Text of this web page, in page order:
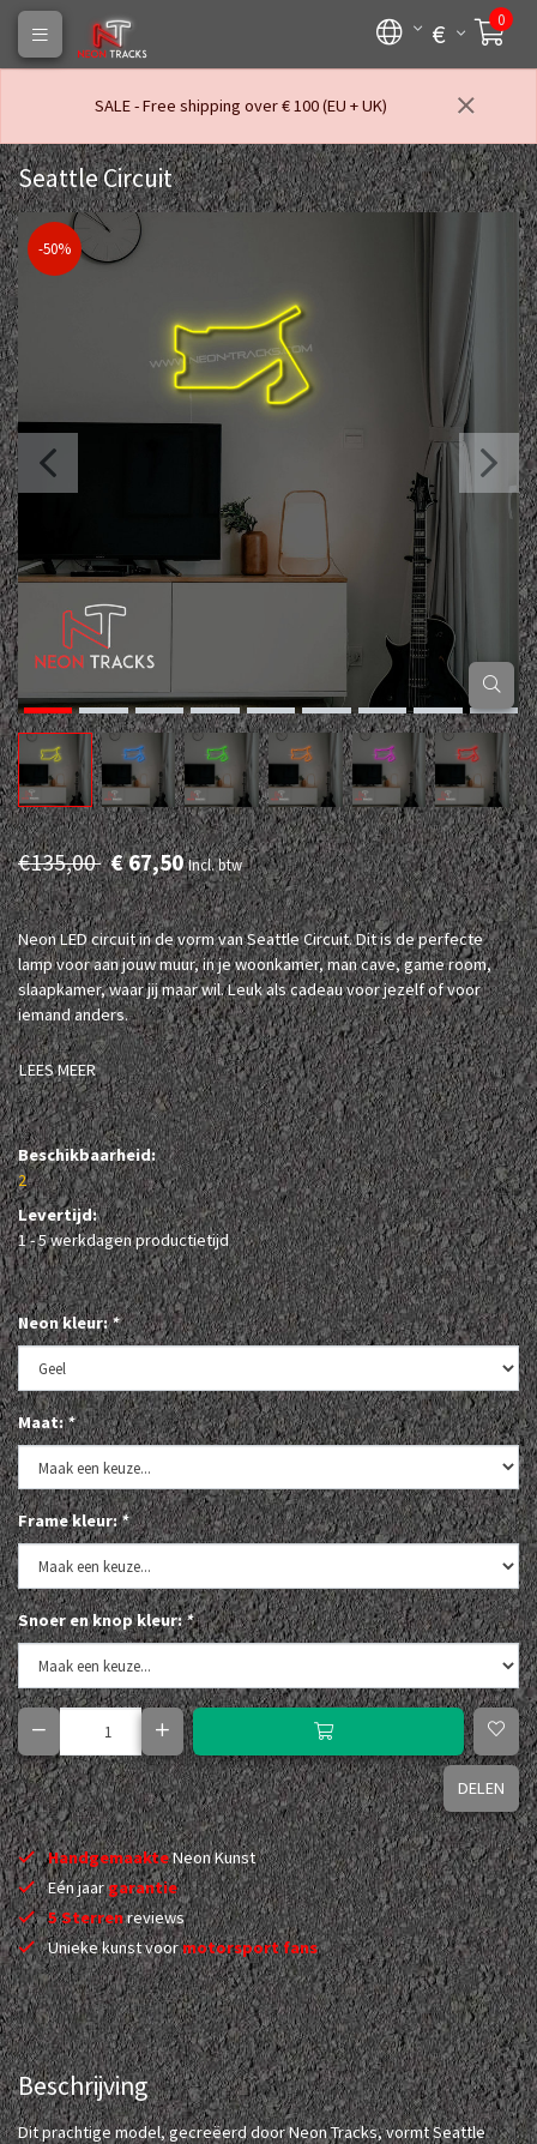
€ 0
SALE - Free shipping over € 100 (EU + UK)
Seattle Circuit
-50%
€135,00 € 67,50Incl. btw
Neon LED circuit in de vorm van Seattle Circuit. Dit is de perfecte
lamp voor aan jouw muur, in je woonkamer, man cave, game room,
slaapkamer, waar jij maar wil. Leuk als cadeau voor jezelf of voor
iemand anders.
LEES MEER
Beschikbaarheid:
2
Levertijd:
1 - 5 werkdagen productietijd
Neon kleur:*
Maat:*
Frame kleur:*
Snoer en knop kleur:*
DELEN
HandgemaakteNeon Kunst
Eén jaargarantie
5 Sterrenreviews
Unieke kunst voormotorsport fans
Beschrijving
Dit prachtige model, gecreëerd door Neon Tracks, vormt Seattle